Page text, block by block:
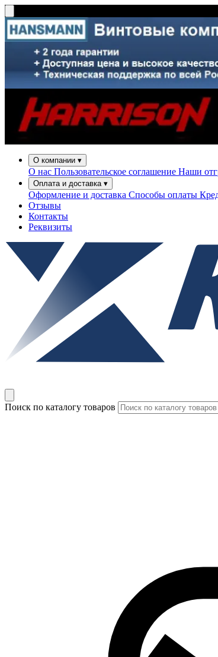
О компании ▾
О нас Пользовательское соглашение Наши
Оплата и доставка ▾
Оформление и доставка Способы оплаты
Отзывы
Контакты
Реквизиты
Поиск по каталогу товаров